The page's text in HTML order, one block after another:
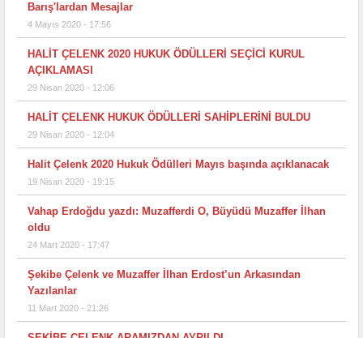
Barış'lardan Mesajlar
4 Mayıs 2020 - 17:56
HALİT ÇELENK 2020 HUKUK ÖDÜLLERİ SEÇİCİ KURUL
AÇIKLAMASI
29 Nisan 2020 - 12:06
HALİT ÇELENK HUKUK ÖDÜLLERİ SAHİPLERİNİ BULDU
29 Nisan 2020 - 12:04
Halit Çelenk 2020 Hukuk Ödülleri Mayıs başında açıklanacak
19 Nisan 2020 - 19:15
Vahap Erdoğdu yazdı: Muzafferdi O, Büyüdü Muzaffer İlhan
oldu
24 Mart 2020 - 17:47
Şekibe Çelenk ve Muzaffer İlhan Erdost’un Arkasından
Yazılanlar
11 Mart 2020 - 21:26